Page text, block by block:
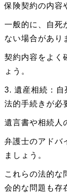
保険契約の内容
一般的に、自死
ない場合があり
契約内容をよく
ょう。
3. 遺産相続：自
法的手続きが必
遺言書や相続人
弁護士のアドバ
ましょう。
これらの法的な
会的な問題も存